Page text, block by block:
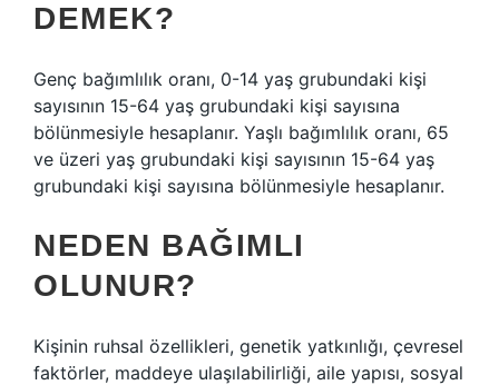
DEMEK?
Genç bağımlılık oranı, 0-14 yaş grubundaki kişi
sayısının 15-64 yaş grubundaki kişi sayısına
bölünmesiyle hesaplanır. Yaşlı bağımlılık oranı, 65
ve üzeri yaş grubundaki kişi sayısının 15-64 yaş
grubundaki kişi sayısına bölünmesiyle hesaplanır.
NEDEN BAĞIMLI
OLUNUR?
Kişinin ruhsal özellikleri, genetik yatkınlığı, çevresel
faktörler, maddeye ulaşılabilirliği, aile yapısı, sosyal